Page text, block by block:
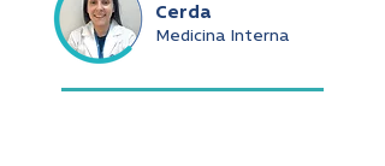
Cerda
Medicina Interna